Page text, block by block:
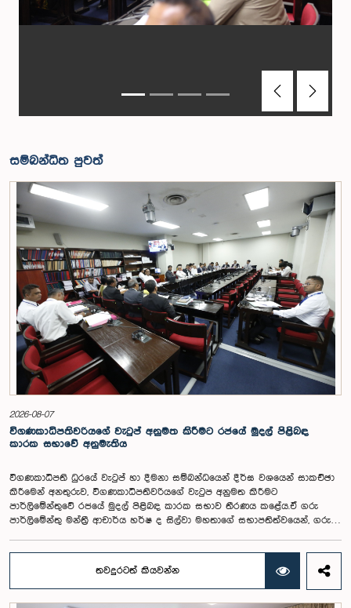
PreviousNext
සම්බන්ධිත පුවත්
2026-08-07
විගණකාධිපතිවරියගේ වැටුප් අනුමත කිරීමට රජයේ මුදල් පිළිබඳ
කාරක සභාවේ අනුමැතිය
විගණකාධිපති ධුරයේ වැටුප් හා දීමනා සම්බන්ධයෙන් දීර්ඝ වශයෙන් සාකච්ඡා
කිරීමෙන් අනතුරුව, විගණකාධිපතිවරියගේ වැටුප අනුමත කිරීමට
පාර්ලිමේන්තුවේ රජයේ මුදල් පිළිබඳ කාරක සභාව තීරණය කළේය.ඒ ගරු
පාර්ලිමේන්තු මන්ත්‍රී ආචාර්ය හර්ෂ ද සිල්වා මහතාගේ සභාපතිත්වයෙන්, ගරු
බස්නායක, එම්.කේ.එම්. අස්ලම්, තිලිණ සමරකෝන් සහ චම්පික හෙට්ටිආරච්චි
යන මහත්ම මහත්මීන්ගේ සහභාගීත්වයෙන් මෙම කාරක සභාව
පාර්ලිමේන්තුවේදී පසුගියදා (04) රැස්වූ අවස්ථාවේදීය. ශ්‍රී ලංකා ප්‍රජාතාන්ත්‍රික
සමාජවාදී ජනරජයේ ආණ්ඩුක්‍රම ව්‍යවස්ථාවේ 153(2) ව්‍යවස්ථාව ප්‍රකාරව
තවදුරටත් කියවන්න